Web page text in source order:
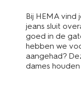
Bij HEMA
jeans sluit
goed in de
hebben we
aangehad?
dames